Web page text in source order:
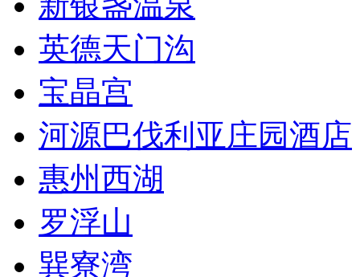
英德天门沟
宝晶宫
河源巴伐利亚庄园酒店
惠州西湖
罗浮山
巽寮湾